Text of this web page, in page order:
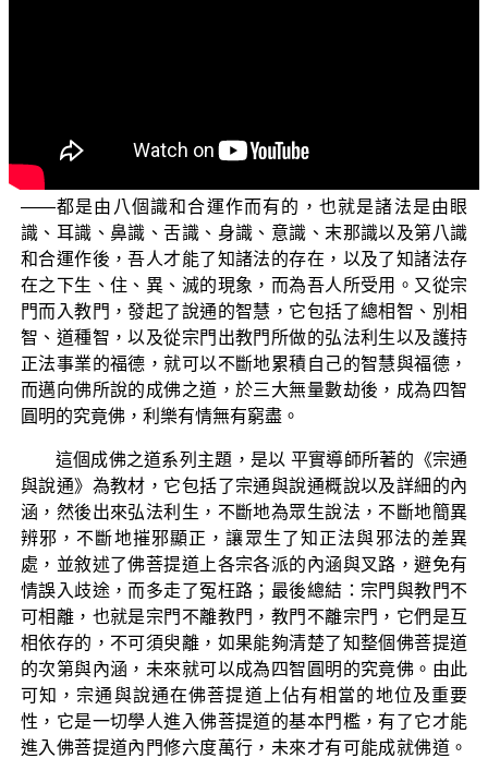
業有情的真心如來藏阿賴耶識變現出來的；以及一切眾生
所了知的諸法——包括了世間法、出世間法、世出世間法
——都是由八個識和合運作而有的，也就是諸法是由眼
識、耳識、鼻識、舌識、身識、意識、末那識以及第八識
和合運作後，吾人才能了知諸法的存在，以及了知諸法存
在之下生、住、異、滅的現象，而為吾人所受用。又從宗
門而入教門，發起了說通的智慧，它包括了總相智、別相
智、道種智，以及從宗門出教門所做的弘法利生以及護持
正法事業的福德，就可以不斷地累積自己的智慧與福德，
而邁向佛所說的成佛之道，於三大無量數劫後，成為四智
圓明的究竟佛，利樂有情無有窮盡。
這個成佛之道系列主題，是以 平實導師所著的《宗通
與說通》為教材，它包括了宗通與說通概說以及詳細的內
涵，然後出來弘法利生，不斷地為眾生說法，不斷地簡異
辨邪，不斷地摧邪顯正，讓眾生了知正法與邪法的差異
處，並敘述了佛菩提道上各宗各派的內涵與叉路，避免有
情誤入歧途，而多走了冤枉路；最後總結：宗門與教門不
可相離，也就是宗門不離教門，教門不離宗門，它們是互
相依存的，不可須臾離，如果能夠清楚了知整個佛菩提道
的次第與內涵，未來就可以成為四智圓明的究竟佛。由此
可知，宗通與說通在佛菩提道上佔有相當的地位及重要
性，它是一切學人進入佛菩提道的基本門檻，有了它才能
進入佛菩提道內門修六度萬行，未來才有可能成就佛道。